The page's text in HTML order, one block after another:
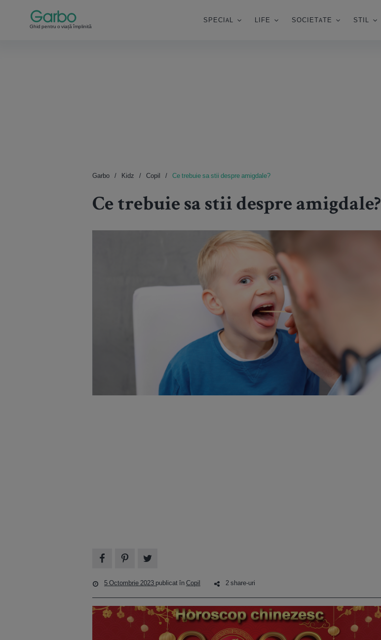
Ghid pentru o viață împlinită
SPECIAL LIFE SOCIETATE STIL
Garbo Kidz Copil Ce trebuie sa stii despre amigdale?
Ce trebuie sa stii despre amigdale?
5 Octombrie 2023 publicat înCopil 2 share-uri